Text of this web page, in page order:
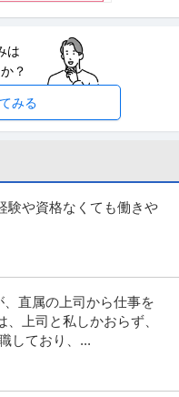
築の施工管理」ノルマな
上前年比10倍の成長企業
設＞建設・建築・土木 ※会員属
」未経験OK／ノルマなし
ク営業全社員「バイク乗
＞小売 ※会員属性などに応じ、
提供：ビズリーチ
予実管理／計数管理担当
ション専門店 株式会社コ
は
？
みる
験や資格なくても働きや
直属の上司から仕事を
上司と私しかおらず、
しており、...